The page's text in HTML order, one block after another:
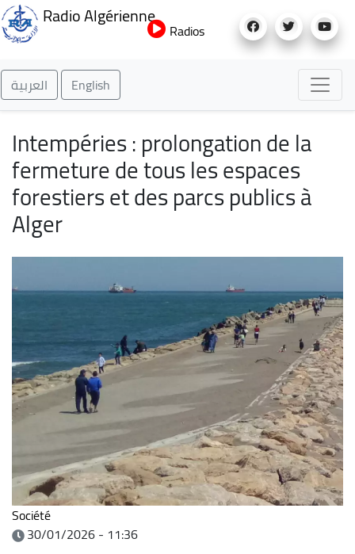
au
Radio Algérienne
Radios
العربية English
Intempéries : prolongation de la
fermeture de tous les espaces
forestiers et des parcs publics à
Alger
Société
30/01/2026 - 11:36